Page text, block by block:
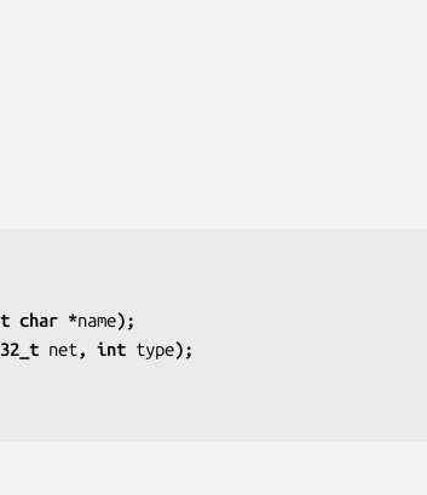
char *name);
net, int type);